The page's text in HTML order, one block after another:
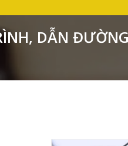
DẪN ĐƯỜNG